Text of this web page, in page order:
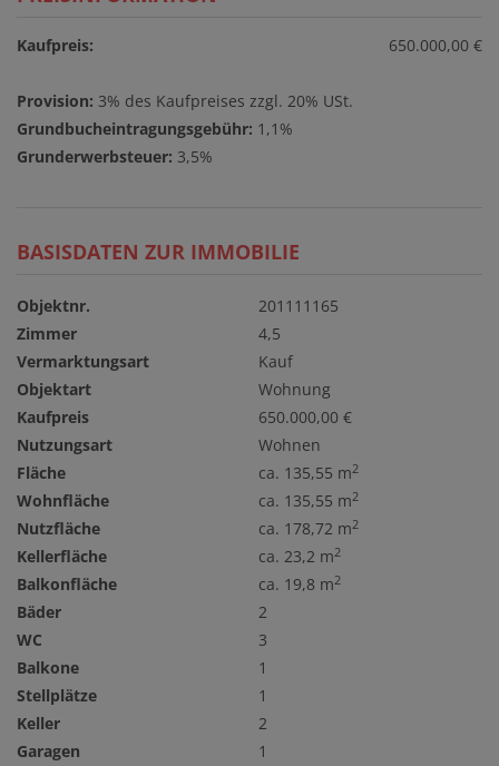
Kaufpreis: 650.000,00 €
Provision: 3% des Kaufpreises zzgl. 20% USt.
Grundbucheintragungsgebühr: 1,1%
Grunderwerbsteuer: 3,5%
BASISDATEN ZUR IMMOBILIE
Objektnr.
201111165
Zimmer
4,5
Vermarktungsart
Kauf
Objektart
Wohnung
Kaufpreis
650.000,00 €
Nutzungsart
Wohnen
Fläche
ca. 135,55 m2
Wohnfläche ca. 135,55 m2
Nutzfläche ca. 178,72 m2
Kellerfläche ca. 23,2 m2
Balkonfläche ca. 19,8 m2
Bäder
2
WC
3
Balkone
1
Stellplätze
1
Keller
2
Garagen
1